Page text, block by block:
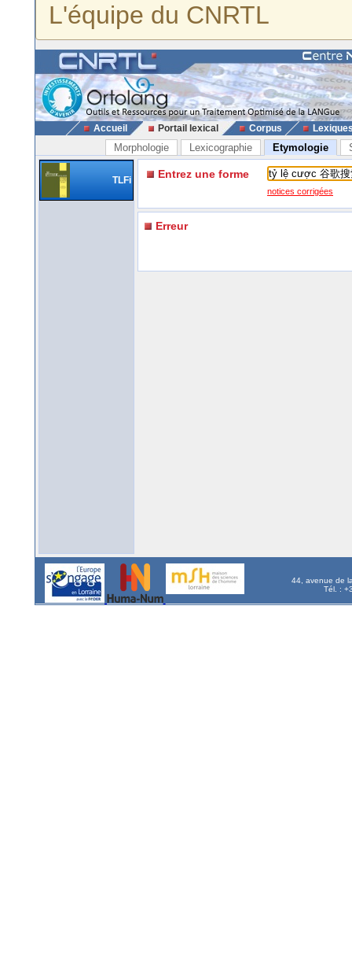
L'équipe du CNRTL
Accueil Portail lexical Corpus
Morphologie Lexicographie Etymologie
TLFi Entrez une forme
notices corrigées
Erreur
44, avenue de
Tél. :